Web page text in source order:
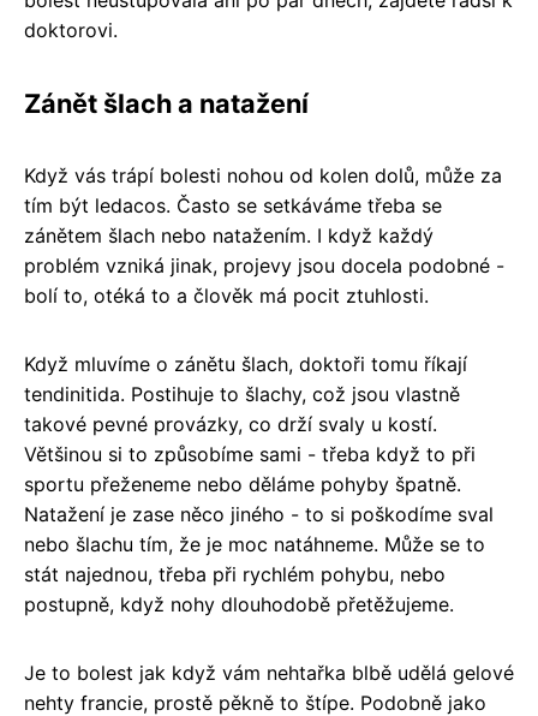
doktorovi.
Zánět šlach a natažení
Když vás trápí bolesti nohou od kolen dolů, může za
tím být ledacos. Často se setkáváme třeba se
zánětem šlach nebo natažením. I když každý
problém vzniká jinak, projevy jsou docela podobné -
bolí to, otéká to a člověk má pocit ztuhlosti.
Když mluvíme o zánětu šlach, doktoři tomu říkají
tendinitida. Postihuje to šlachy, což jsou vlastně
takové pevné provázky, co drží svaly u kostí.
Většinou si to způsobíme sami - třeba když to při
sportu přeženeme nebo děláme pohyby špatně.
Natažení je zase něco jiného - to si poškodíme sval
nebo šlachu tím, že je moc natáhneme. Může se to
stát najednou, třeba při rychlém pohybu, nebo
postupně, když nohy dlouhodobě přetěžujeme.
Je to bolest jak když vám nehtařka blbě udělá gelové
nehty francie, prostě pěkně to štípe. Podobně jako